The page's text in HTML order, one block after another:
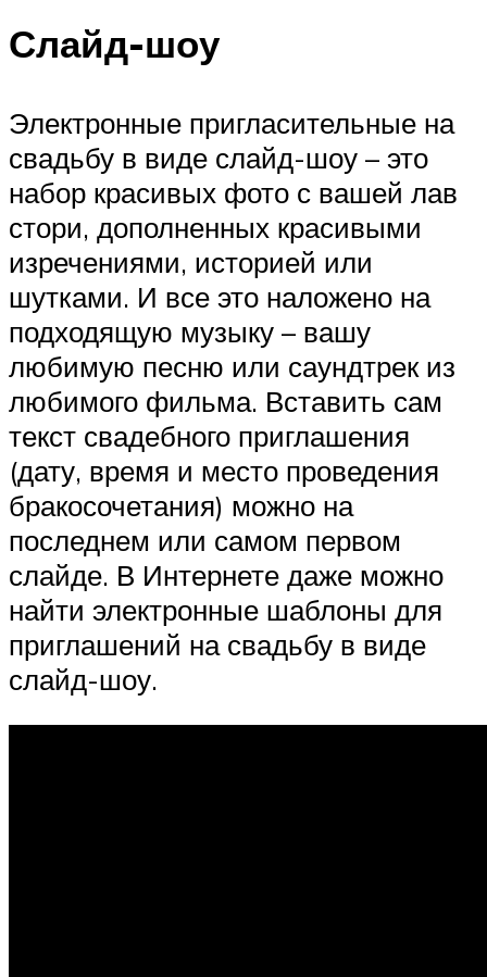
Слайд-шоу
Электронные пригласительные на
свадьбу в виде слайд-шоу – это
набор красивых фото с вашей лав
стори, дополненных красивыми
изречениями, историей или
шутками. И все это наложено на
подходящую музыку – вашу
любимую песню или саундтрек из
любимого фильма. Вставить сам
текст свадебного приглашения
(дату, время и место проведения
бракосочетания) можно на
последнем или самом первом
слайде. В Интернете даже можно
найти электронные шаблоны для
приглашений на свадьбу в виде
слайд-шоу.